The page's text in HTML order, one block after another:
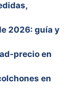
2026: guía y
precio en
en